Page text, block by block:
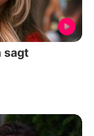
sagt